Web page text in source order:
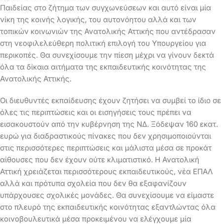
Παιδείας στο ζήτημα των συγχωνεύσεων και αυτό είναι μία
νίκη της κοινής λογικής, του αυτονόητου αλλά και των
τοπικών κοινωνιών της Ανατολικής Αττικής που αντέδρασαν
στη νεοφιλελεύθερη πολιτική επιλογή του Υπουργείου για
περικοπές. Θα συνεχίσουμε την πίεση μέχρι να γίνουν δεκτά
όλα τα δίκαια αιτήματα της εκπαιδευτικής κοινότητας της
Ανατολικής Αττικής.
Οι διευθυντές εκπαίδευσης έχουν ζητήσει να συμβεί το ίδιο σε
όλες τις περιπτώσεις και οι εισηγήσεις τους πρέπει να
εισακουστούν από την κυβέρνηση της ΝΔ. Ξόδεψαν 160 εκατ.
ευρώ για διαδραστικούς πίνακες που δεν χρησιμοποιούνται
στις περισσότερες περιπτώσεις και μάλιστα μέσα σε προκάτ
αίθουσες που δεν έχουν ούτε κλιματιστικό. Η Ανατολική
Αττική χρειάζεται περισσότερους εκπαιδευτικούς, νέα ΕΠΑΛ
αλλά και πρότυπα σχολεία που δεν θα εξαφανίζουν
υπάρχουσες σχολικές μονάδες. Θα συνεχίσουμε να είμαστε
στο πλευρό της εκπαιδευτικής κοινότητας εξαντλώντας όλα
κοινοβουλευτικά μέσα προκειμένου να ελέγχουμε μία